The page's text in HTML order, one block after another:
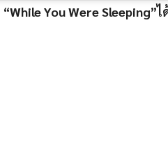
“While You Were Sleeping”